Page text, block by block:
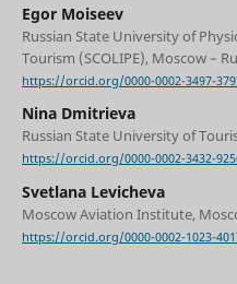
Egor Moiseev
Russian State University of
Tourism (SCOLIPE), Moscow –
https://orcid.org/0000-0002-3497-
Nina Dmitrieva
Russian State University of
https://orcid.org/0000-0002-3432-
Svetlana Levicheva
Moscow Aviation Institute,
https://orcid.org/0000-0002-1023-